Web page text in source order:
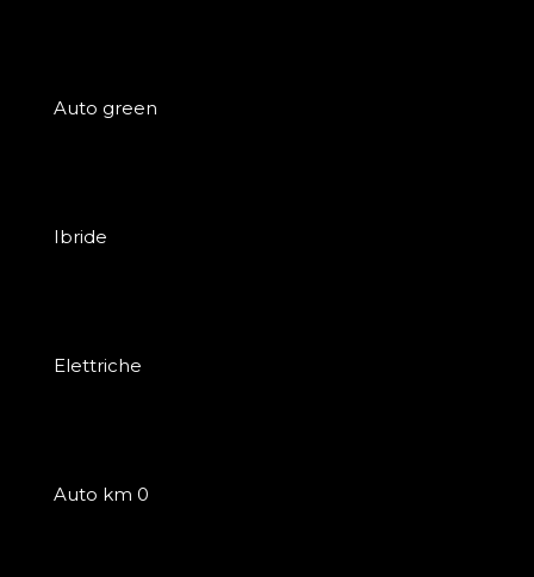
Auto green
Ibride
Elettriche
Auto km 0